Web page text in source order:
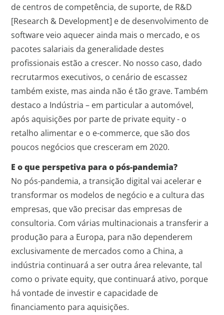
de centros de competência, de suporte, de R&D
[Research & Development] e de desenvolvimento de
software veio aquecer ainda mais o mercado, e os
pacotes salariais da generalidade destes
profissionais estão a crescer. No nosso caso, dado
recrutarmos executivos, o cenário de escassez
também existe, mas ainda não é tão grave. Também
destaco a Indústria – em particular a automóvel,
após aquisições por parte de private equity - o
retalho alimentar e o e-commerce, que são dos
poucos negócios que cresceram em 2020.
E o que perspetiva para o pós-pandemia?
No pós-pandemia, a transição digital vai acelerar e
transformar os modelos de negócio e a cultura das
empresas, que vão precisar das empresas de
consultoria. Com várias multinacionais a transferir a
produção para a Europa, para não dependerem
exclusivamente de mercados como a China, a
indústria continuará a ser outra área relevante, tal
como o private equity, que continuará ativo, porque
há vontade de investir e capacidade de
financiamento para aquisições.